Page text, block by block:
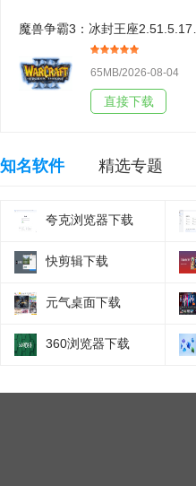
65MB/2026-08-04
直接下载
知名软件 精选专题
夸克浏览器下载
快剪辑下载
元气桌面下载
360浏览器下载